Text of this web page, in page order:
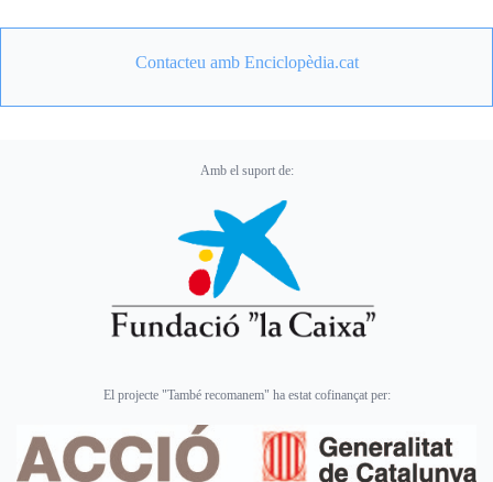
Contacteu amb Enciclopèdia.cat
Amb el suport de:
El projecte "També recomanem" ha estat cofinançat per: